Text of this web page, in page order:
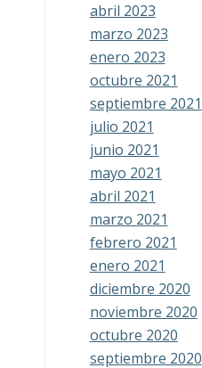
abril 2023
marzo 2023
enero 2023
octubre 2021
septiembre 2021
julio 2021
junio 2021
mayo 2021
abril 2021
marzo 2021
febrero 2021
enero 2021
diciembre 2020
noviembre 2020
octubre 2020
septiembre 2020